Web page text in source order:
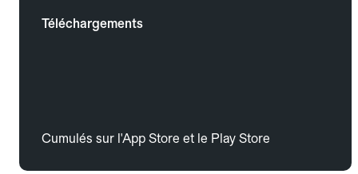
Téléchargements
Cumulés sur l'App Store et le Play Store